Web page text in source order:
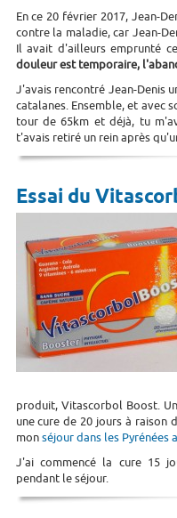
En ce 20 février 2017, Jean-
contre la maladie, car Jean-
Il avait d'ailleurs emprunté
douleur est temporaire,
J'avais rencontré Jean-Denis
catalanes. Ensemble, et avec
tour de 65km et déjà, tu
t'avais retiré un rein après
Essai du
produit, Vitascorbol Boost.
une cure de 20 jours à
monséjour dans les Pyrénées
J'ai commencé la cure 15
pendant le séjour.